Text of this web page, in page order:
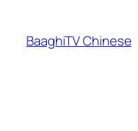
content
BaaghiTV Chinese